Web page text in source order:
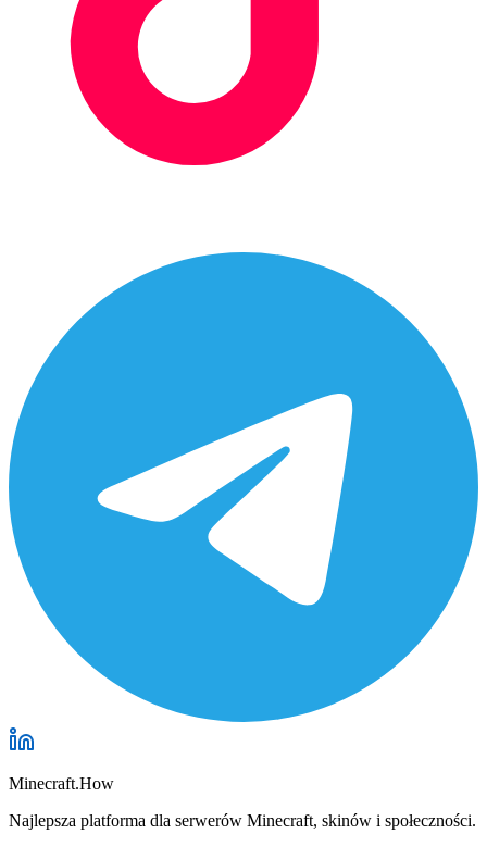
Minecraft.How
Najlepsza platforma dla serwerów Minecraft, skinów i społeczności.